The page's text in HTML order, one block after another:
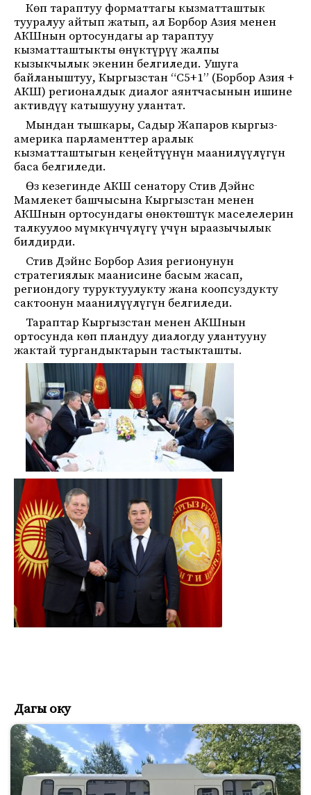
Көп тараптуу форматтагы кызматташтык
тууралуу айтып жатып, ал Борбор Азия менен
АКШнын ортосундагы ар тараптуу
кызматташтыкты өнүктүрүү жалпы
кызыкчылык экенин белгиледи. Ушуга
байланыштуу, Кыргызстан “C5+1” (Борбор Азия +
АКШ) регионалдык диалог аянтчасынын ишине
активдүү катышууну улантат.
Мындан тышкары, Садыр Жапаров кыргыз-
америка парламенттер аралык
кызматташтыгын кеңейтүүнүн маанилүүлүгүн
баса белгиледи.
Өз кезегинде АКШ сенатору Стив Дэйнс
Мамлекет башчысына Кыргызстан менен
АКШнын ортосундагы өнөктөштүк маселелерин
талкуулоо мүмкүнчүлүгү үчүн ыраазычылык
билдирди.
Стив Дэйнс Борбор Азия регионунун
стратегиялык маанисине басым жасап,
региондогу туруктуулукту жана коопсуздукту
сактоонун маанилүүлүгүн белгиледи.
Тараптар Кыргызстан менен АКШнын
ортосунда көп пландуу диалогду улантууну
жактай тургандыктарын тастыкташты.
Дагы оку